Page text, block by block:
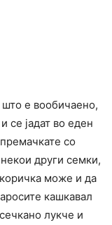
е вообичаено,
се јадат во еден
со
други семки,
може и да
кашкавал
лукче и